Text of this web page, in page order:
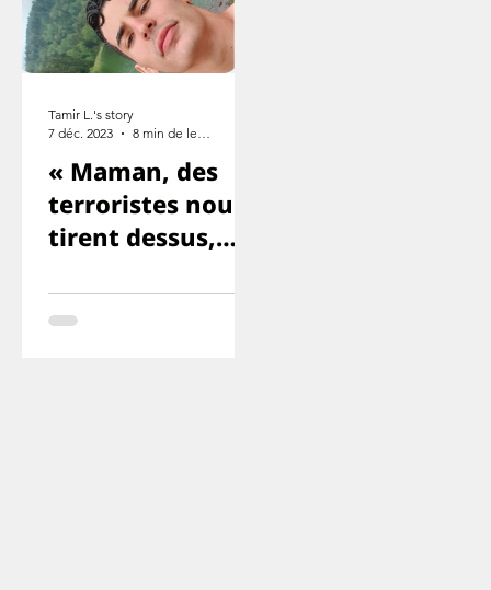
« Maman, des
terroristes nous
tirent dessus,
sont morts. ».
Tamir L.'s story
7 déc. 2023
8 min de lecture